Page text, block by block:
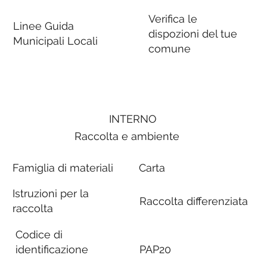
Linee Guida
Municipali Locali
Verifica le
dispozioni del tue
comune
INTERNO
Raccolta e ambiente
Famiglia di materiali
Istruzioni per la
raccolta
Codice di
identificazione
Carta
Raccolta differenziata
PAP20